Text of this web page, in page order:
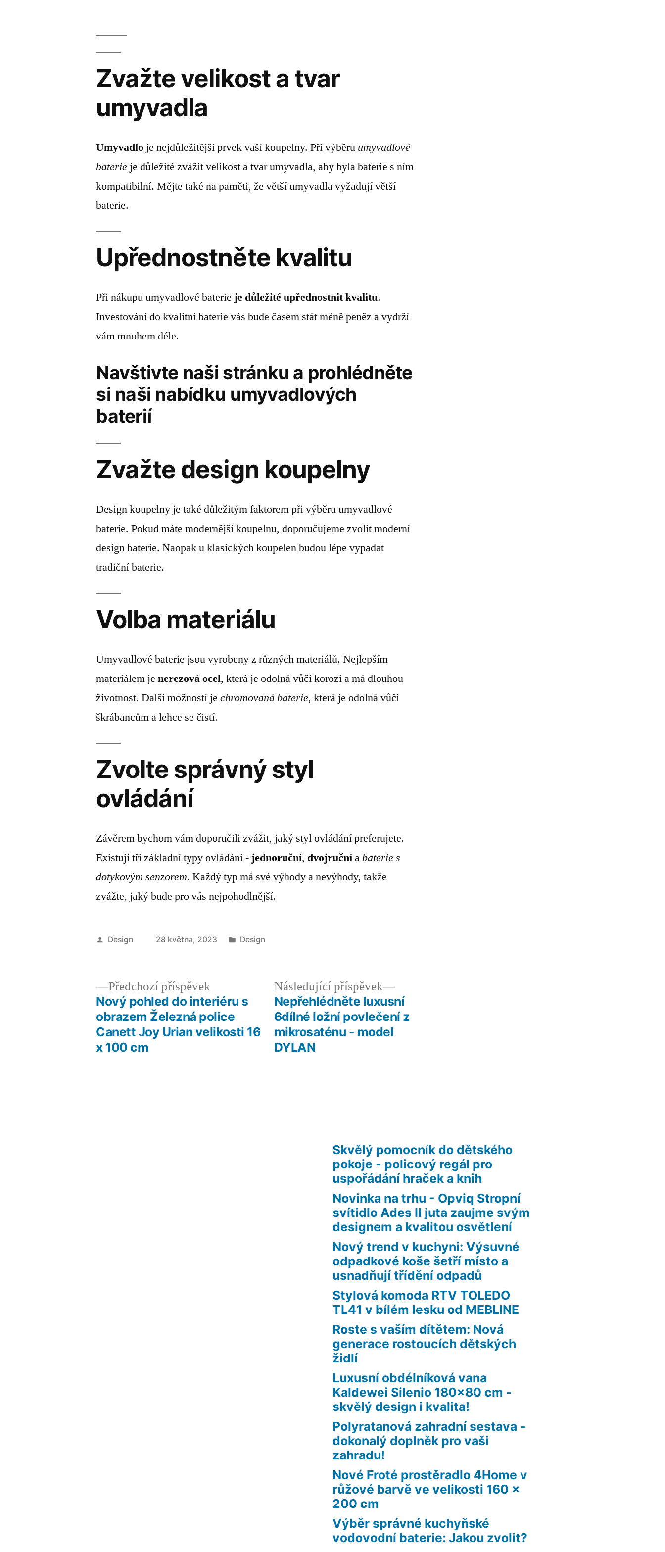
Zvažte velikost a tvar
umyvadla
Umyvadlo je nejdůležitější prvek vaší koupelny. Při výběru umyvadlové
baterie je důležité zvážit velikost a tvar umyvadla, aby byla baterie s ním
kompatibilní. Mějte také na paměti, že větší umyvadla vyžadují větší
baterie.
Upřednostněte kvalitu
Při nákupu umyvadlové baterie je důležité upřednostnit kvalitu.
Investování do kvalitní baterie vás bude časem stát méně peněz a vydrží
vám mnohem déle.
Navštivte naši stránku a prohlédněte
si naši nabídku umyvadlových
baterií
Zvažte design koupelny
Design koupelny je také důležitým faktorem při výběru umyvadlové
baterie. Pokud máte modernější koupelnu, doporučujeme zvolit moderní
design baterie. Naopak u klasických koupelen budou lépe vypadat
tradiční baterie.
Volba materiálu
Umyvadlové baterie jsou vyrobeny z různých materiálů. Nejlepším
materiálem jenerezová ocel, která je odolná vůči korozi a má dlouhou
životnost. Další možností jechromovaná baterie, která je odolná vůči
škrábancům a lehce se čistí.
Zvolte správný styl
ovládání
Závěrem bychom vám doporučili zvážit, jaký styl ovládání preferujete.
Existují tři základní typy ovládání - jednoruční, dvojručnía baterie s
dotykovým senzorem. Každý typ má své výhody a nevýhody, takže
zvážte, jaký bude pro vás nejpohodlnější.
Autor
Design 28 května, 2023
Publikováno
Design
Navigace
Předchozí příspěvekPředchozí
příspěvek:
Nový pohled do interiéru s
obrazem Železná police
Canett Joy Urian velikosti 16
x 100 cm
Následující příspěvek
Následující
příspěvek:
Nepřehlédněte luxusní
6dílné ložní povlečení z
mikrosaténu - model
DYLAN
Skvělý pomocník do dětského
pokoje - policový regál pro
uspořádání hraček a knih
Novinka na trhu - Opviq Stropní
svítidlo Ades II juta zaujme svým
designem a kvalitou osvětlení
Nový trend v kuchyni: Výsuvné
odpadkové koše šetří místo a
usnadňují třídění odpadů
Stylová komoda RTV TOLEDO
TL41 v bílém lesku od MEBLINE
Roste s vaším dítětem: Nová
generace rostoucích dětských
židlí
Luxusní obdélníková vana
Kaldewei Silenio 180×80 cm -
skvělý design i kvalita!
Polyratanová zahradní sestava -
dokonalý doplněk pro vaši
zahradu!
Nové Froté prostěradlo 4Home v
růžové barvě ve velikosti 160 x
200 cm
Výběr správné kuchyňské
vodovodní baterie: Jakou zvolit?